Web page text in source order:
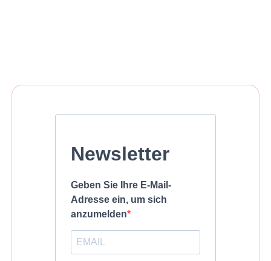
Newsletter
Geben Sie Ihre E-Mail-
Adresse ein, um sich
anzumelden